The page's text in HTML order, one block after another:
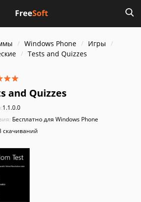
Windows Phone
Игры
Tests and Quizzes
and Quizzes
1.1.0.0
Бесплатно для Windows Phone
скачиваний